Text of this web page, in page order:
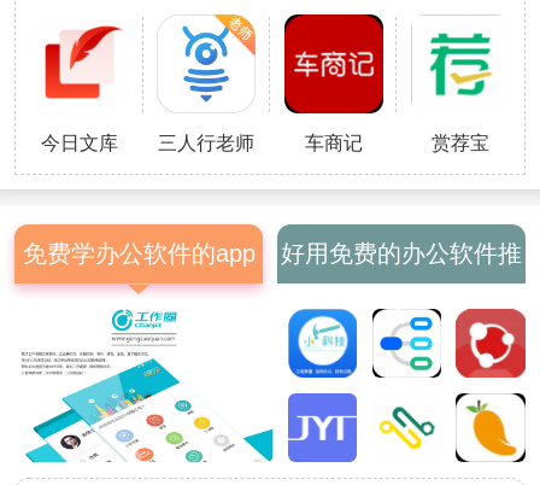
日自动更新店铺经营额和销售分析
数据。3、智能库存管理系统，支
持实时物品盘点及预警通知，有效
降低库存成本。
管控
今日文库 三人行老师 车商记 赏荐宝
免费学办公软件的app 好用免费的办公软件推
荐